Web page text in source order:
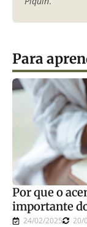
Para
Por que o
importante
24/02/2025 20/